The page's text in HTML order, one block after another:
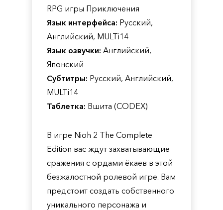
RPG игры Приключения
Язык интерфейса: Русский,
Английский, MULTi14
Язык озвучки: Английский,
Японский
Субтитры: Русский, Английский,
MULTi14
Таблетка: Вшита (CODEX)
В игре Nioh 2 The Complete
Edition вас ждут захватывающие
сражения с ордами ёкаев в этой
безжалостной ролевой игре. Вам
предстоит создать собственного
уникального персонажа и